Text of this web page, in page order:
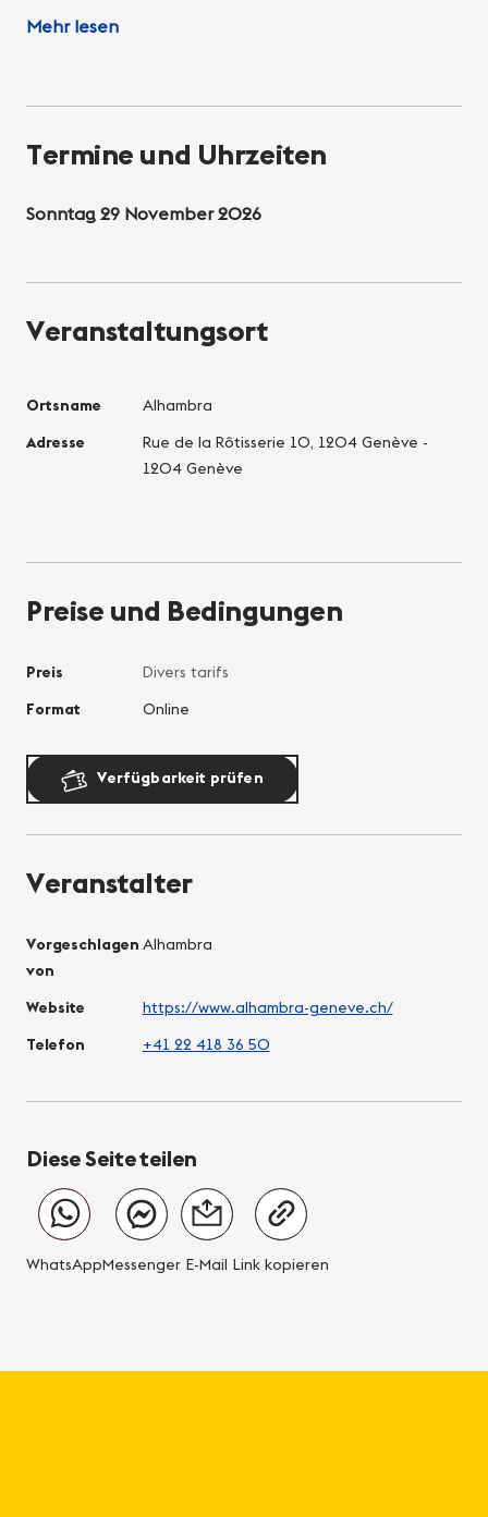
Mehr lesen
Termine und Uhrzeiten
Sonntag 29 November 2026
Veranstaltungsort
Ortsname
Alhambra
Adresse
Rue de la Rôtisserie 10, 1204 Genève -
1204 Genève
Preise und Bedingungen
Preis
Divers tarifs
Format
Online
Verfügbarkeit prüfen
Veranstalter
Vorgeschlagen
von
Alhambra
Website
https://www.alhambra-geneve.ch/
Telefon
+41 22 418 36 50
Diese Seite teilen
WhatsAppMessenger E-Mail Link kopieren